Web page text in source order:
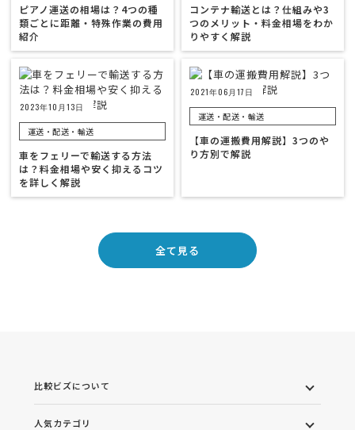
ピアノ運送の相場は？4つの種
類ごとに距離・特殊作業の費用
紹介
コンテナ輸送とは？仕組みや3
つのメリット・料金相場をわか
りやすく解説
2023年10月13日
運送・配送・輸送
車をフェリーで輸送する方法
は？料金相場や安く抑えるコツ
を詳しく解説
2021年06月17日
運送・配送・輸送
【車の運搬費用解説】3つのや
り方別で解説
全て見る
比較ビズについて
人気カテゴリ